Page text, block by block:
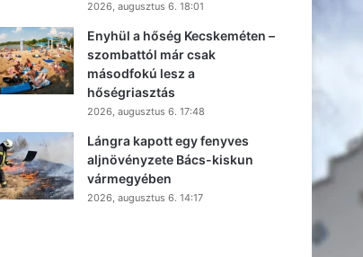
2026, augusztus 6. 18:01
Enyhül a hőség Kecskeméten –
szombattól már csak
másodfokú lesz a
hőségriasztás
2026, augusztus 6. 17:48
Lángra kapott egy fenyves
aljnövényzete Bács-kiskun
vármegyében
2026, augusztus 6. 14:17